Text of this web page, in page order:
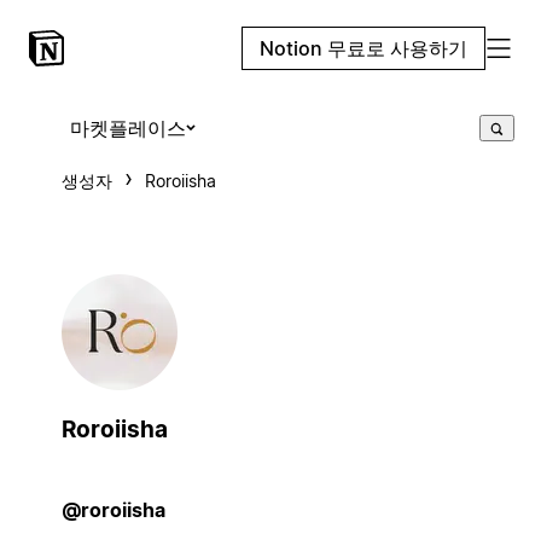
Notion 무료로 사용하기
마켓플레이스
생성자 Roroiisha
Roroiisha
@roroiisha